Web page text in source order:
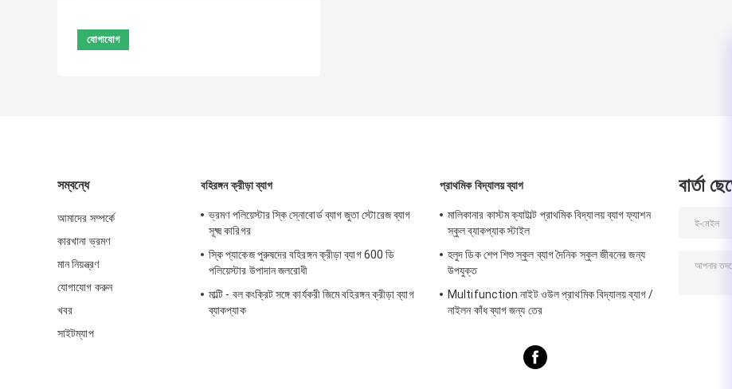
সম্বন্ধে
আমাদের সম্পর্কে
কারখানা ভ্রমণ
মান নিয়ন্ত্রণ
যোগাযোগ করুন
খবর
সাইটম্যাপ
বহিরঙ্গন ক্রীড়া ব্যাগ
ভ্রমণ পলিয়েস্টার স্কি স্নোবোর্ড ব্যাগ জুতা স্টোরেজ ব্যাগ
সূক্ষ্ম কারিগর
স্কি প্যাকেজ পুরুষদের বহিরঙ্গন ক্রীড়া ব্যাগ 600 ডি
পলিয়েস্টার উপাদান জলরোধী
মাল্টি - বল কংক্রিট সঙ্গে কার্যকরী জিমে বহিরঙ্গন ক্রীড়া ব্যাগ
ব্যাকপ্যাক
প্রাথমিক বিদ্যালয় ব্যাগ
মালিকানার কাস্টম ক্যাটাল্ট প্রাথমিক বিদ্যালয় ব্যাগ ফ্যাশন
স্কুল ব্যাকপ্যাক স্টাইল
হলুদ ডিক শেপ শিশু স্কুল ব্যাগ দৈনিক স্কুল জীবনের জন্য
উপযুক্ত
Multifunction নাইট ওউল প্রাথমিক বিদ্যালয় ব্যাগ /
নাইলন কাঁধ ব্যাগ জন্য তের
বার্তা